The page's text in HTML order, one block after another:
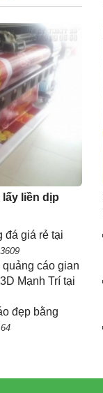
lấy liền dịp
đá giá rẻ tại
3609
quảng cáo gian
Mạnh Trí tại
đẹp bằng
64